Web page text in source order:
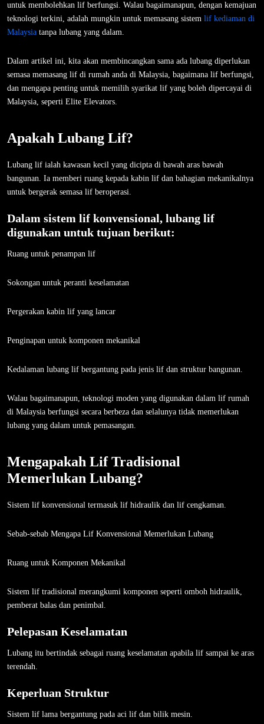
untuk membolehkan lif berfungsi. Walau bagaimanapun, dengan kemajuan
teknologi terkini, adalah mungkin untuk memasang sistem lif kediaman di
Malaysia tanpa lubang yang dalam.
Dalam artikel ini, kita akan membincangkan sama ada lubang diperlukan
semasa memasang lif di rumah anda di Malaysia, bagaimana lif berfungsi,
dan mengapa penting untuk memilih syarikat lif yang boleh dipercayai di
Malaysia, seperti Elite Elevators.
Apakah Lubang Lif?
Lubang lif ialah kawasan kecil yang dicipta di bawah aras bawah
bangunan. Ia memberi ruang kepada kabin lif dan bahagian mekanikalnya
untuk bergerak semasa lif beroperasi.
Dalam sistem lif konvensional, lubang lif
digunakan untuk tujuan berikut:
Ruang untuk penampan lif
Sokongan untuk peranti keselamatan
Pergerakan kabin lif yang lancar
Penginapan untuk komponen mekanikal
Kedalaman lubang lif bergantung pada jenis lif dan struktur bangunan.
Walau bagaimanapun, teknologi moden yang digunakan dalam lif rumah
di Malaysia berfungsi secara berbeza dan selalunya tidak memerlukan
lubang yang dalam untuk pemasangan.
Mengapakah Lif Tradisional
Memerlukan Lubang?
Sistem lif konvensional termasuk lif hidraulik dan lif cengkaman.
Sebab-sebab Mengapa Lif Konvensional Memerlukan Lubang
Ruang untuk Komponen Mekanikal
Sistem lif tradisional merangkumi komponen seperti omboh hidraulik,
pemberat balas dan penimbal.
Pelepasan Keselamatan
Lubang itu bertindak sebagai ruang keselamatan apabila lif sampai ke aras
terendah.
Keperluan Struktur
Sistem lif lama bergantung pada aci lif dan bilik mesin.